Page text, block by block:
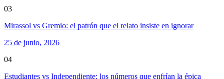
03
Mirassol vs Gremio: el patrón que el relato insiste en ignorar
25 de junio, 2026
04
Estudiantes vs Independiente: los números que enfrían la épica